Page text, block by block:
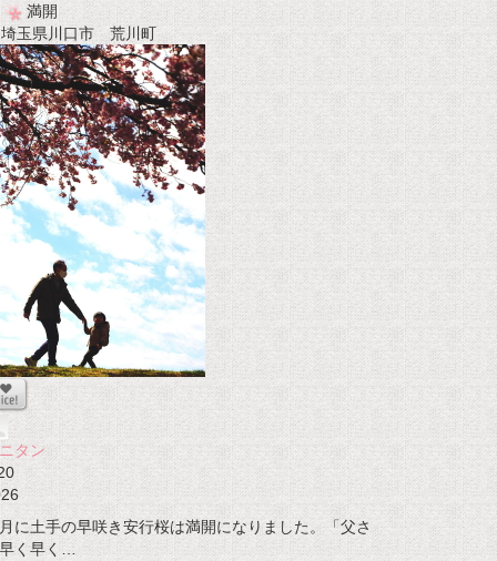
満開
玉県川口市 荒川町
タン
に土手の早咲き安行桜は満開になりました。「父さ
く早く…